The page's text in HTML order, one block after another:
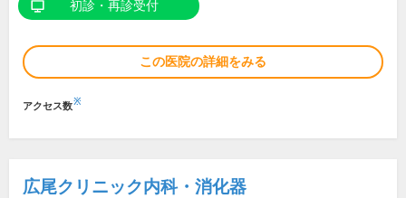
初診・再診受付
この医院の詳細をみる
アクセス数※
広尾クリニック内科・消化器